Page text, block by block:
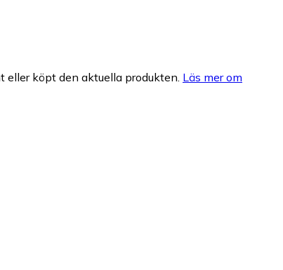
eller köpt den aktuella produkten. Läs mer om